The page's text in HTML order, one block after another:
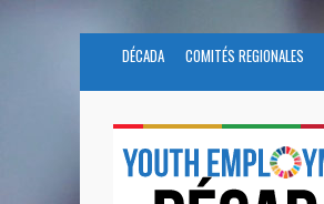
DÉCADA COMITÉS REGIONALES